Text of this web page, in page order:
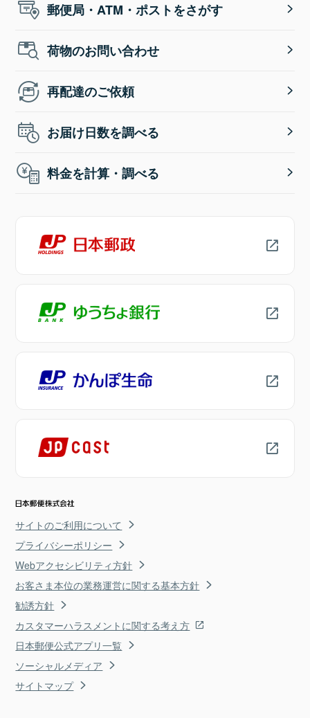
郵便局・ATM・ポストをさがす
荷物のお問い合わせ
再配達のご依頼
お届け日数を調べる
料金を計算・調べる
サイトのご利用について
プライバシーポリシー
Webアクセシビリティ方針
お客さま本位の業務運営に関する基本方針
勧誘方針
カスタマーハラスメントに関する考え方
日本郵便公式アプリ一覧
ソーシャルメディア
サイトマップ